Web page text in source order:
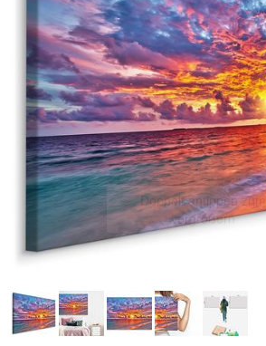
Doppelt antippen zum
vergrößern